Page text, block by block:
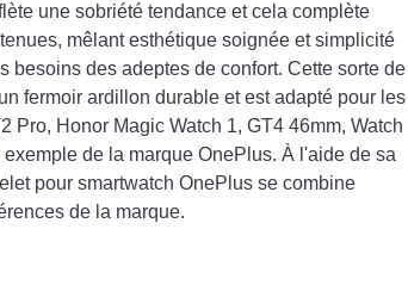
une sobriété tendance et cela complète
mêlant esthétique soignée et simplicité
besoins des adeptes de confort. Cette sorte de
fermoir ardillon durable et est adapté pour les
Pro, Honor Magic Watch 1, GT4 46mm, Watch
de la marque OnePlus. À l'aide de sa
pour smartwatch OnePlus se combine
de la marque.